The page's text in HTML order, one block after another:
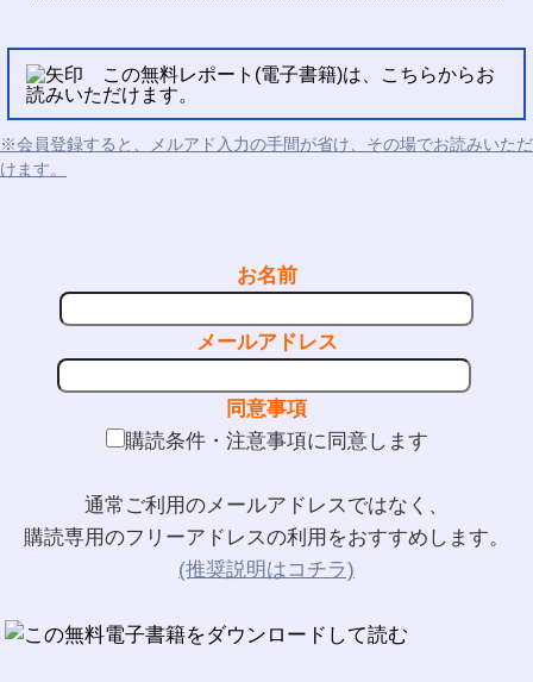
この無料レポート(電子書籍)は、こちらからお
読みいただけます。
※会員登録すると、メルアド入力の手間が省け、その場でお読みいただ
けます。
お名前
メールアドレス
同意事項
購読条件・注意事項に同意します
通常ご利用のメールアドレスではなく、
購読専用のフリーアドレスの利用をおすすめします。
(推奨説明はコチラ)